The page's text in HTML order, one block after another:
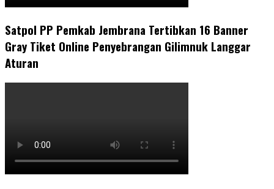
Satpol PP Pemkab Jembrana Tertibkan 16 Banner
Gray Tiket Online Penyebrangan Gilimnuk Langgar
Aturan